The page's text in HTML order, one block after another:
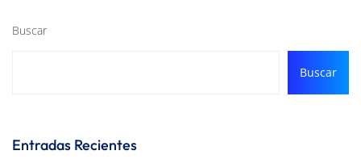
Buscar
Buscar
Entradas Recientes